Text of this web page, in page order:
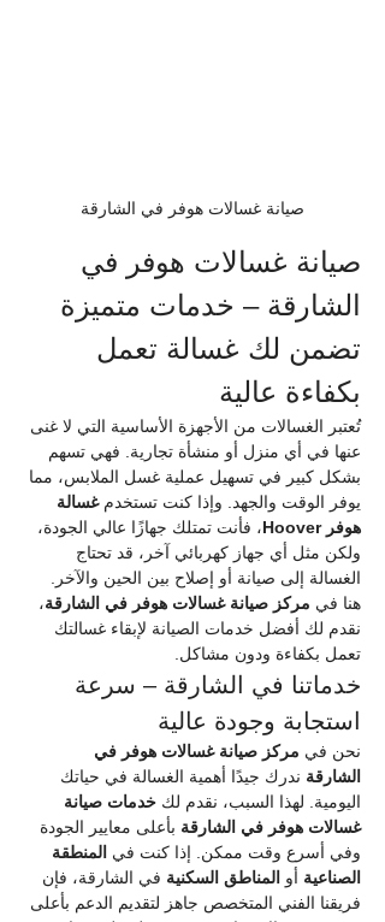
صيانة غسالات هوفر في الشارقة
صيانة غسالات هوفر في
الشارقة – خدمات متميزة
تضمن لك غسالة تعمل
بكفاءة عالية
تُعتبر الغسالات من الأجهزة الأساسية التي لا غنى
عنها في أي منزل أو منشأة تجارية. فهي تسهم
بشكل كبير في تسهيل عملية غسل الملابس، مما
يوفر الوقت والجهد. وإذا كنت تستخدم غسالة
هوفر Hoover
، فأنت تمتلك جهازًا عالي الجودة،
ولكن مثل أي جهاز كهربائي آخر، قد تحتاج
الغسالة إلى صيانة أو إصلاح بين الحين والآخر.
هنا في مركز صيانة غسالات هوفر في الشارقة،
نقدم لك أفضل خدمات الصيانة لإبقاء غسالتك
تعمل بكفاءة ودون مشاكل.
خدماتنا في الشارقة – سرعة
استجابة وجودة عالية
نحن في مركز صيانة غسالات هوفر في
الشارقة ندرك جيدًا أهمية الغسالة في حياتك
اليومية. لهذا السبب، نقدم لك خدمات صيانة
غسالات هوفر في الشارقة بأعلى معايير الجودة
وفي أسرع وقت ممكن. إذا كنت في المنطقة
الصناعية أو المناطق السكنية في الشارقة، فإن
فريقنا الفني المتخصص جاهز لتقديم الدعم بأعلى